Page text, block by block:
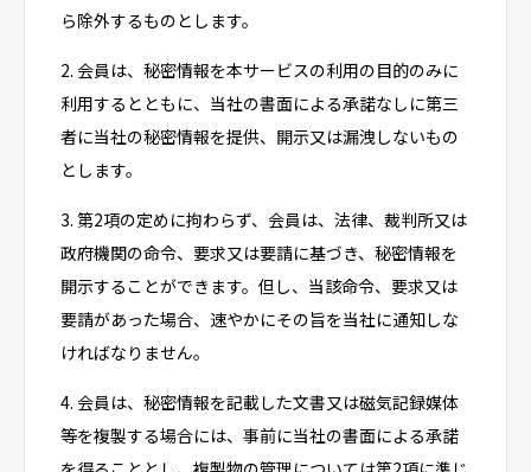
ら除外するものとします。
2. 会員は、秘密情報を本サービスの利用の目的のみに
利用するとともに、当社の書面による承諾なしに第三
者に当社の秘密情報を提供、開示又は漏洩しないもの
とします。
3. 第2項の定めに拘わらず、会員は、法律、裁判所又は
政府機関の命令、要求又は要請に基づき、秘密情報を
開示することができます。但し、当該命令、要求又は
要請があった場合、速やかにその旨を当社に通知しな
ければなりません。
4. 会員は、秘密情報を記載した文書又は磁気記録媒体
等を複製する場合には、事前に当社の書面による承諾